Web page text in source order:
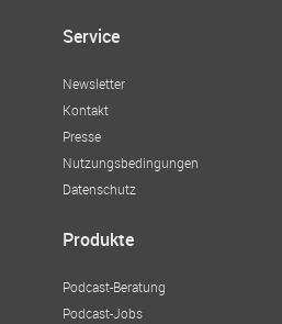
Service
Newsletter
Kontakt
Presse
Nutzungsbedingungen
Datenschutz
Produkte
Podcast-Beratung
Podcast-Jobs